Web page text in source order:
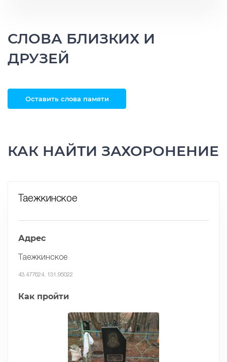
СЛОВА БЛИЗКИХ И
ДРУЗЕЙ
Оставить слова памяти
КАК НАЙТИ ЗАХОРОНЕНИЕ
Таежкинское
Адрес
Таежкинское
43.477624, 131.95022
Как пройти